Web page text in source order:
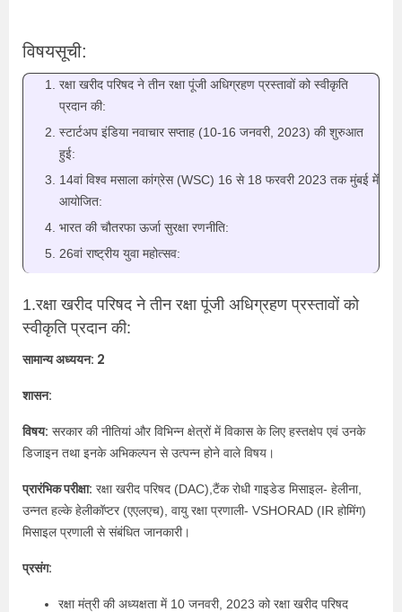
विषयसूची:
रक्षा खरीद परिषद ने तीन रक्षा पूंजी अधिग्रहण प्रस्तावों को स्वीकृति
प्रदान की:
स्टार्टअप इंडिया नवाचार सप्ताह (10-16 जनवरी, 2023) की शुरुआत
हुई:
14वां विश्व मसाला कांग्रेस (WSC) 16 से 18 फरवरी 2023 तक मुंबई में
आयोजित:
भारत की चौतरफा ऊर्जा सुरक्षा रणनीति:
26वां राष्ट्रीय युवा महोत्सव:
1.रक्षा खरीद परिषद ने तीन रक्षा पूंजी अधिग्रहण प्रस्तावों को
स्वीकृति प्रदान की:
सामान्य अध्ययन: 2
शासन:
विषय: सरकार की नीतियां और विभिन्न क्षेत्रों में विकास के लिए हस्तक्षेप एवं उनके
डिजाइन तथा इनके अभिकल्पन से उत्पन्न होने वाले विषय।
प्रारंभिक परीक्षा: रक्षा खरीद परिषद (DAC),टैंक रोधी गाइडेड मिसाइल- हेलीना,
उन्नत हल्के हेलीकॉप्टर (एएलएच), वायु रक्षा प्रणाली- VSHORAD (IR होमिंग)
मिसाइल प्रणाली से संबंधित जानकारी।
प्रसंग:
रक्षा मंत्री की अध्यक्षता में 10 जनवरी, 2023 को रक्षा खरीद परिषद